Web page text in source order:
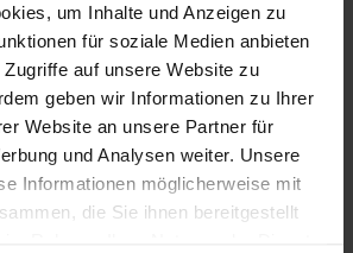
um Inhalte und Anzeigen zu
für soziale Medien anbieten
auf unsere Website zu
geben wir Informationen zu Ihrer
Website an unsere Partner für
und Analysen weiter. Unsere
Informationen möglicherweise mit
die Sie ihnen bereitgestellt
ca. 10 Werktage
Freigabe
ca. 10 Werktage
ca. 3 - 5 Werktage
ca. 3 - 5 Werktage